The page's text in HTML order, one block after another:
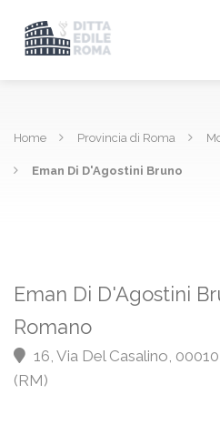
Home Provincia di Roma
Eman Di D'Agostini Bruno
Eman Di D'Agostini
Romano
16, Via Del Casalino,
(RM)